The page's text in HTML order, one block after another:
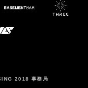
2018 事務局